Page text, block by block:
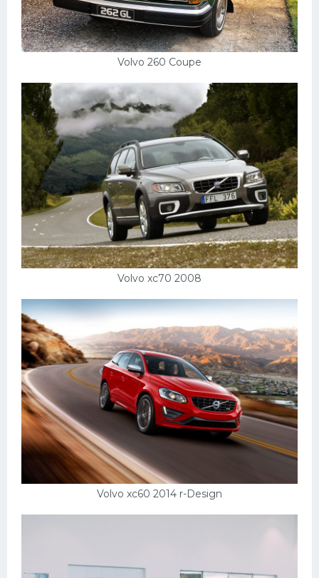
Volvo 260 Coupe
Volvo xc70 2008
Volvo xc60 2014 r-Design